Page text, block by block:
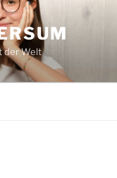
der Welt